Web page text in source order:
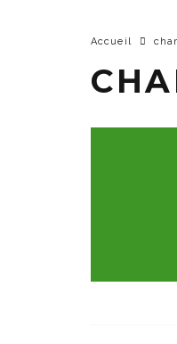
Accueil